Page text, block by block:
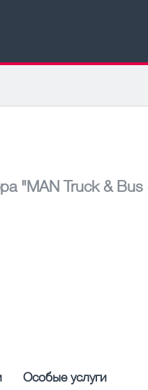
"MAN Truck & Bus
Особые услуги